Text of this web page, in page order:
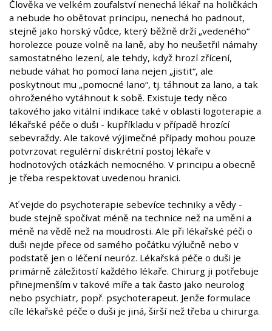
Člověka ve velkém zoufalství nenechá lékař na holičkách
a nebude ho obětovat principu, nenechá ho padnout,
stejně jako horský vůdce, který běžně drží „vedeného“
horolezce pouze volně na laně, aby ho neušetřil námahy
samostatného lezení, ale tehdy, když hrozí zřícení,
nebude váhat ho pomocí lana nejen „jistit“, ale
poskytnout mu „pomocné lano“, tj. táhnout za lano, a tak
ohroženého vytáhnout k sobě. Existuje tedy něco
takového jako vitální indikace také v oblasti logoterapie a
lékařské péče o duši - kupříkladu v případě hrozící
sebevraždy. Ale takové výjimečné případy mohou pouze
potvrzovat regulérní diskrétní postoj lékaře v
hodnotových otázkách nemocného. V principu a obecně
je třeba respektovat uvedenou hranici.
Ať vejde do psychoterapie sebevíce techniky a vědy -
bude stejně spočívat méně na technice než na uměni a
méně na vědě než na moudrosti. Ale při lékařské péči o
duši nejde přece od samého počátku výlučně nebo v
podstatě jen o léčení neuróz. Lékařská péče o duši je
primárně záležitostí každého lékaře. Chirurg ji potřebuje
přinejmenším v takové míře a tak často jako neurolog
nebo psychiatr, popř. psychoterapeut. Jenže formulace
cíle lékařské péče o duši je jiná, širší než třeba u chirurga.